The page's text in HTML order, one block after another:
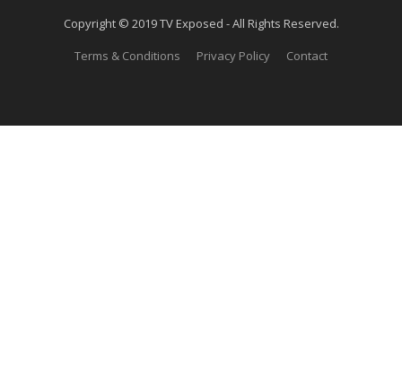
Copyright © 2019 TV Exposed - All Rights Reserved.
Terms & Conditions
Privacy Policy Contact